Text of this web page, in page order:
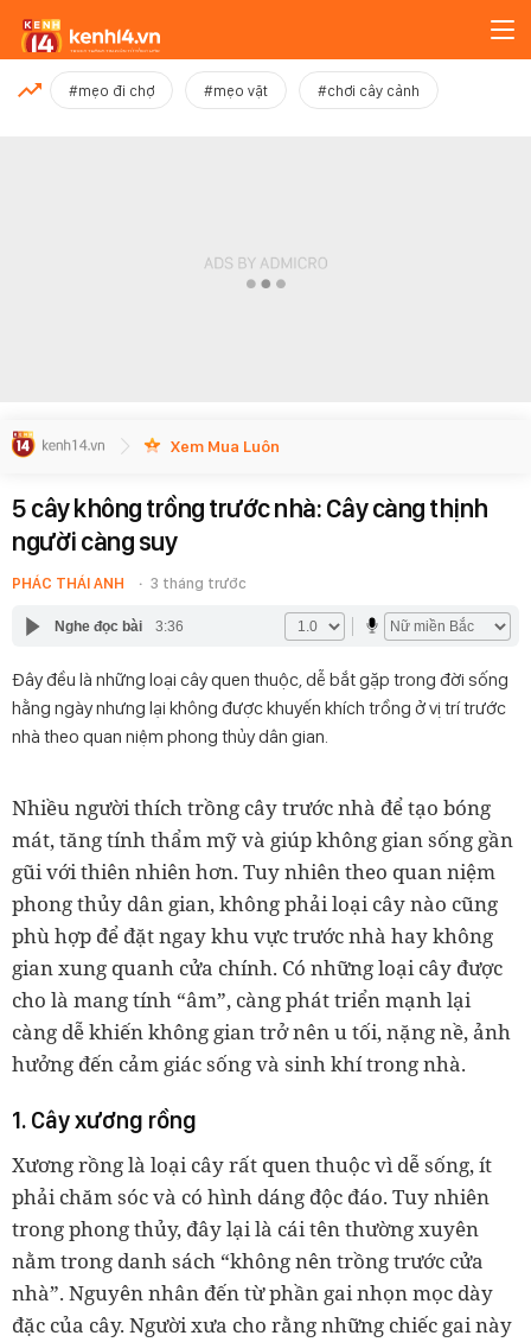
MỚI NHẤT
#mẹo đi chợ #mẹo vặt #chơi cây cảnh
Xem Mua Luôn
5 cây không trồng trước nhà: Cây càng thịnh
người càng suy
PHÁC THÁI ANH 3 tháng trước
Nghe đọc bài 3:36
Đây đều là những loại cây quen thuộc, dễ bắt gặp trong đời sống
hằng ngày nhưng lại không được khuyến khích trồng ở vị trí trước
nhà theo quan niệm phong thủy dân gian.
Nhiều người thích trồng cây trước nhà để tạo bóng
mát, tăng tính thẩm mỹ và giúp không gian sống gần
gũi với thiên nhiên hơn. Tuy nhiên theo quan niệm
phong thủy dân gian, không phải loại cây nào cũng
phù hợp để đặt ngay khu vực trước nhà hay không
gian xung quanh cửa chính. Có những loại cây được
cho là mang tính “âm”, càng phát triển mạnh lại
càng dễ khiến không gian trở nên u tối, nặng nề, ảnh
hưởng đến cảm giác sống và sinh khí trong nhà.
1. Cây xương rồng
Xương rồng là loại cây rất quen thuộc vì dễ sống, ít
phải chăm sóc và có hình dáng độc đáo. Tuy nhiên
trong phong thủy, đây lại là cái tên thường xuyên
nằm trong danh sách “không nên trồng trước cửa
nhà”. Nguyên nhân đến từ phần gai nhọn mọc dày
đặc của cây. Người xưa cho rằng những chiếc gai này